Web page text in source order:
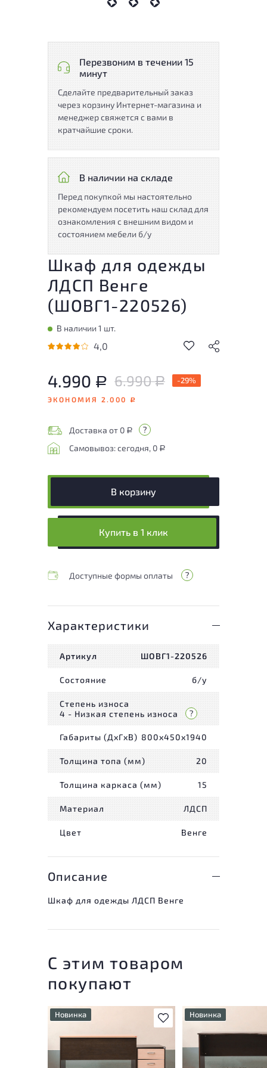
Перезвоним в течении 15
минут
Сделайте предварительный заказ
через корзину Интернет-магазина и
менеджер свяжется с вами в
кратчайшие сроки.
В наличии на складе
Перед покупкой мы настоятельно
рекомендуем посетить наш склад для
ознакомления с внешним видом и
состоянием мебели б/у
Шкаф для одежды
ЛДСП Венге
(ШОВГ1-220526)
В наличии 1 шт.
4,0
4.990 Р 6.990Р -29%
ЭКОНОМИЯ 2.000 Р
Доставка от 0 Р
Самовывоз: сегодня, 0 Р
В корзину
Купить в 1 клик
Доступные формы оплаты
Характеристики
Артикул ШОВГ1-220526
Состояние б/у
Степень износа
4 - Низкая степень износа
Габариты (ДxГxВ) 800x450x1940
Толщина топа (мм) 20
Толщина каркаса (мм) 15
Материал ЛДСП
Цвет Венге
Описание
Шкаф для одежды ЛДСП Венге
С этим товаром
покупают
В избранное
Новинка
незначительные следы
эксплуатации, не влияющие
Новинка
У товара
незначительные
эксплуатации, не
на удобство его
использования